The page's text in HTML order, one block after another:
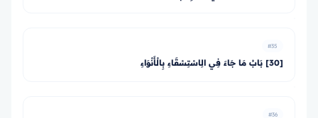
#35
[30] بَابُ مَا جَاءَ فِي الِاسْتِسْقَاءِ بِالْأَنْوَاءِ
#36